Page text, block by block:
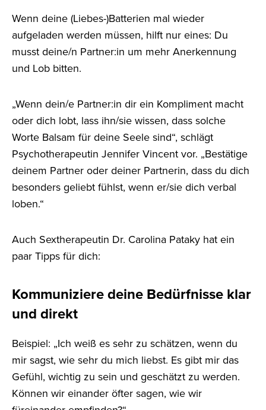
Wenn deine (Liebes-)Batterien mal wieder
aufgeladen werden müssen, hilft nur eines: Du
musst deine/n Partner:in um mehr Anerkennung
und Lob bitten.
„Wenn dein/e Partner:in dir ein Kompliment macht
oder dich lobt, lass ihn/sie wissen, dass solche
Worte Balsam für deine Seele sind“, schlägt
Psychotherapeutin Jennifer Vincent vor. „Bestätige
deinem Partner oder deiner Partnerin, dass du dich
besonders geliebt fühlst, wenn er/sie dich verbal
loben.“
Auch Sextherapeutin Dr. Carolina Pataky hat ein
paar Tipps für dich:
Kommuniziere deine Bedürfnisse klar
und direkt
Beispiel: „Ich weiß es sehr zu schätzen, wenn du
mir sagst, wie sehr du mich liebst. Es gibt mir das
Gefühl, wichtig zu sein und geschätzt zu werden.
Können wir einander öfter sagen, wie wir